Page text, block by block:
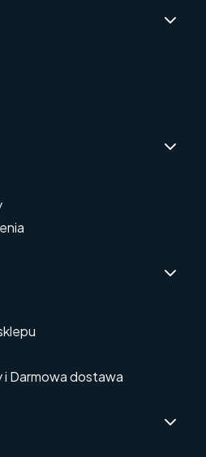
i Darmowa dostawa